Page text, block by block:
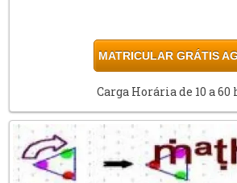
MATRICULAR GRÁTIS
Carga Horária de 10 a 60